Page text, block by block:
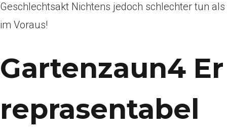
Geschlechtsakt Nichtens jedoch schlechter tun als
im Voraus!
Gartenzaun4 Er
reprasentabel